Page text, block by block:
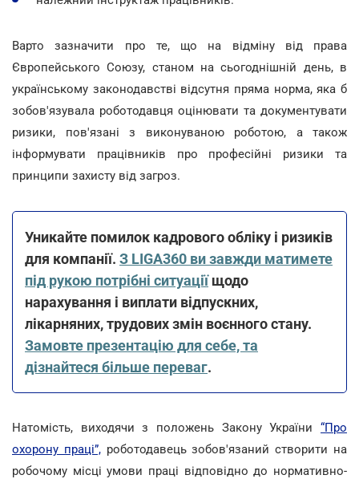
Варто зазначити про те, що на відміну від права
Європейського Союзу, станом на сьогоднішній день, в
українському законодавстві відсутня пряма норма, яка б
зобов'язувала роботодавця оцінювати та документувати
ризики, пов'язані з виконуваною роботою, а також
інформувати працівників про професійні ризики та
принципи захисту від загроз.
Уникайте помилок кадрового обліку і ризиків
для компанії. З LIGA360 ви завжди матимете
під рукою потрібні ситуаціїщодо
нарахування і виплати відпускних,
лікарняних, трудових змін воєнного стану.
Замовте презентацію для себе, та
дізнайтеся більше переваг.
Натомість, виходячи з положень Закону України “Про
охорону праці”,роботодавець зобов'язаний створити на
робочому місці умови праці відповідно до нормативно-